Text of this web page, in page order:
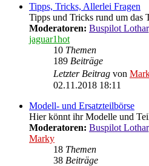
Tipps, Tricks, Allerlei Fragen
Tipps und Tricks rund um das
Moderatoren: Buspilot Lothar
jaguar1hot
10 Themen
189 Beiträge
Letzter Beitrag von
02.11.2018 18:11
Modell- und Ersatzteilbörse
Hier könnt ihr Modelle und
Moderatoren: Buspilot Lothar
Marky
18 Themen
38 Beiträge